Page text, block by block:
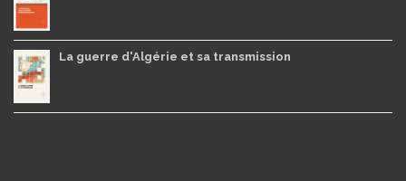
La guerre d'Algérie et sa transmission